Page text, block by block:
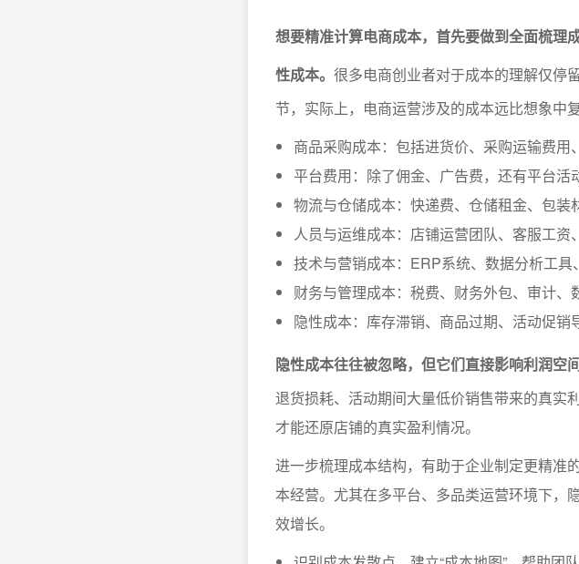
想要精准计算电商成本，首先要做到全面梳理
性成本。 很多电商创业者对于成本的理解仅停
节，实际上，电商运营涉及的成本远比想象中
商品采购成本：包括进货价、采购运输费用
平台费用：除了佣金、广告费，还有平台活
物流与仓储成本：快递费、仓储租金、包装
人员与运维成本：店铺运营团队、客服工资
技术与营销成本：ERP系统、数据分析工具
财务与管理成本：税费、财务外包、审计、
隐性成本：库存滞销、商品过期、活动促销
隐性成本往往被忽略，但它们直接影响利润空间
退货损耗、活动期间大量低价销售带来的真实
才能还原店铺的真实盈利情况。
进一步梳理成本结构，有助于企业制定更精准
本经营。尤其在多平台、多品类运营环境下，
效增长。